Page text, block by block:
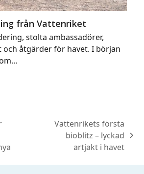
från Vattenriket
stolta ambassadörer,
åtgärder för havet. I början
Vattenrikets första
bioblitz – lyckad
artjakt i havet